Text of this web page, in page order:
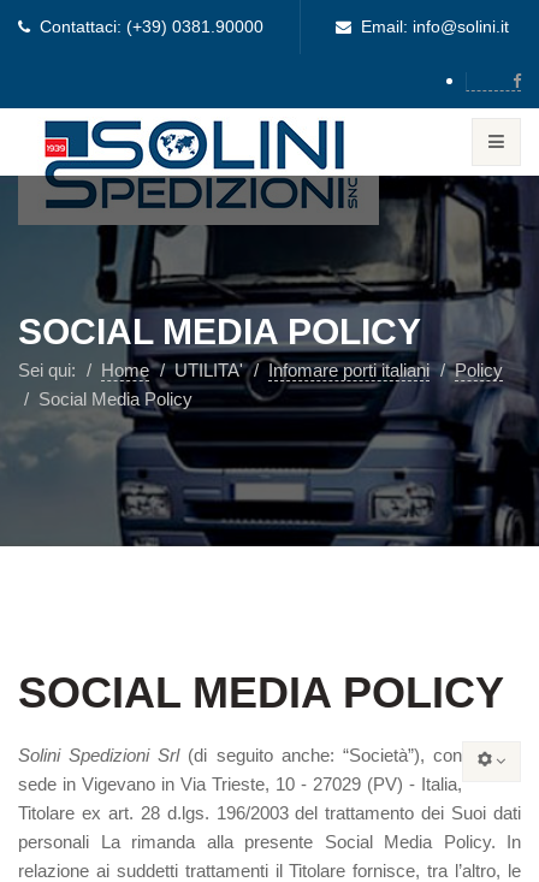
Contattaci: (+39) 0381.90000 Email: info@solini.it
SOCIAL MEDIA POLICY
Sei qui: Home UTILITA' Infomare porti italiani
Policy
Social Media Policy
SOCIAL MEDIA POLICY
Solini Spedizioni Srl (di seguito anche: “Società”), con
sede in Vigevano in Via Trieste, 10 - 27029 (PV) ‐ Italia,
Titolare ex art. 28 d.lgs. 196/2003 del trattamento dei Suoi dati
personali La rimanda alla presente Social Media Policy. In
relazione ai suddetti trattamenti il Titolare fornisce, tra l’altro, le